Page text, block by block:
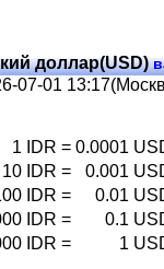
доллар(USD)
07-01
1 IDR = 0.0001
10 IDR = 0.001
IDR = 0.01
IDR = 0.1
IDR = 1